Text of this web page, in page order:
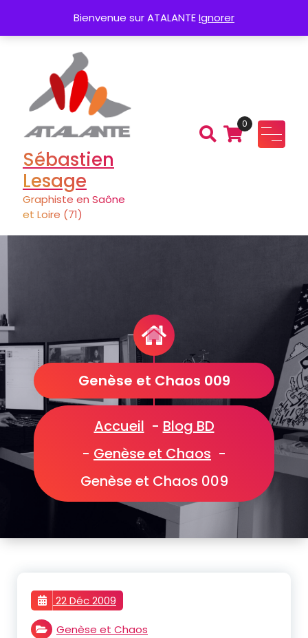
Bienvenue sur ATALANTEIgnorer
contenu
Création de Logo Charte graphique
Sébastien
Lesage
Graphiste en Saône
et Loire (71)
0
Genèse et Chaos 009
Accueil - Blog BD
- Genèse et Chaos -
Genèse et Chaos 009
22 Déc 2009
Genèse et Chaos